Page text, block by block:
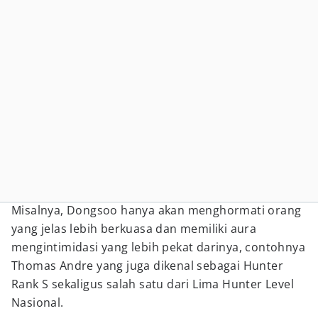
Misalnya, Dongsoo hanya akan menghormati orang
yang jelas lebih berkuasa dan memiliki aura
mengintimidasi yang lebih pekat darinya, contohnya
Thomas Andre yang juga dikenal sebagai Hunter
Rank S sekaligus salah satu dari Lima Hunter Level
Nasional.